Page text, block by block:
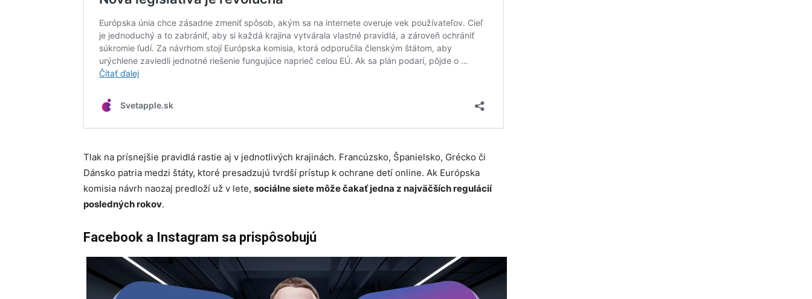
Tlak na prísnejšie pravidlá rastie aj v jednotlivých krajinách. Francúzsko, Španielsko, Grécko či
Dánsko patria medzi štáty, ktoré presadzujú tvrdší prístup k ochrane detí online. Ak Európska
komisia návrh naozaj predloží už v lete, sociálne siete môže čakať jedna z najväčších regulácií
posledných rokov.
Facebook a Instagram sa prispôsobujú